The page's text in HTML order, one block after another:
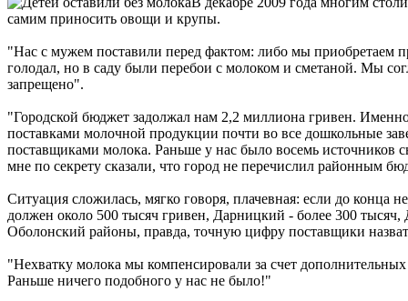
самим приносить овощи и крупы.
"Нас с мужем поставили перед фактом: либо мы приобретаем
голодал, но в саду были перебои с молоком и сметаной. Мы
запрещено".
"Городской бюджет задолжал нам 2,2 миллиона гривен.
поставками молочной продукции почти во все дошкольные
поставщиками молока. Раньше у нас было восемь источников
мне по секрету сказали, что город не перечислил районным
Ситуация сложилась, мягко говоря, плачевная: если до конца
должен около 500 тысяч гривен, Дарницкий - более 300
Оболонский районы, правда, точную цифру поставщики
"Нехватку молока мы компенсировали за счет
Раньше ничего подобного у нас не было!"